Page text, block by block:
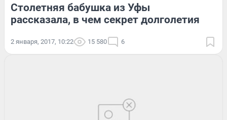
Столетняя бабушка из Уфы
рассказала, в чем секрет долголетия
2 января, 2017, 10:22 15 580 6